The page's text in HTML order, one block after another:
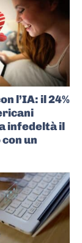
l’IA: il 24%
infedeltà il
un